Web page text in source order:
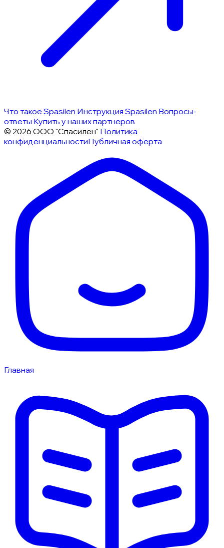
Что такое Spasilen Инструкция Spasilen Вопросы-
ответы Купить у наших партнеров
© 2026 ООО "Спасилен" Политика
конфиденциальностиПубличная оферта
Главная